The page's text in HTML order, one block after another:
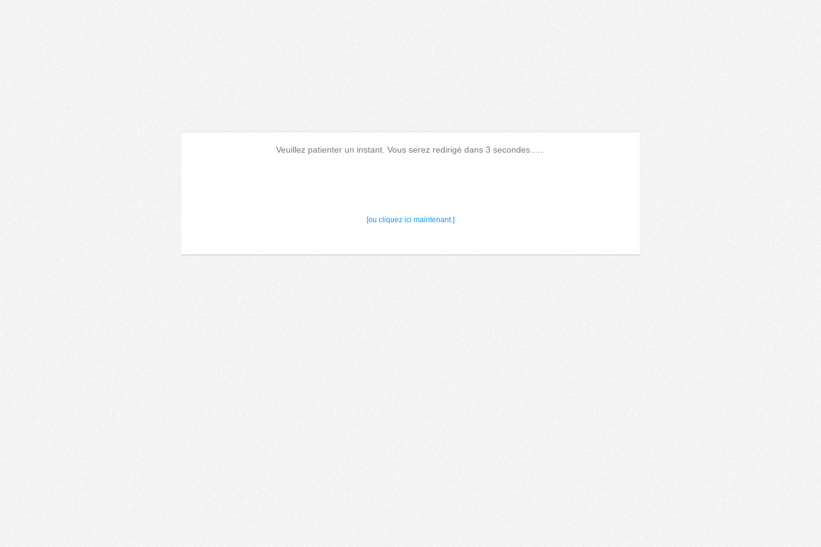
Veuillez patienter un instant. Vous serez redirigé dans 3 secondes......
[ou cliquez ici maintenant.]